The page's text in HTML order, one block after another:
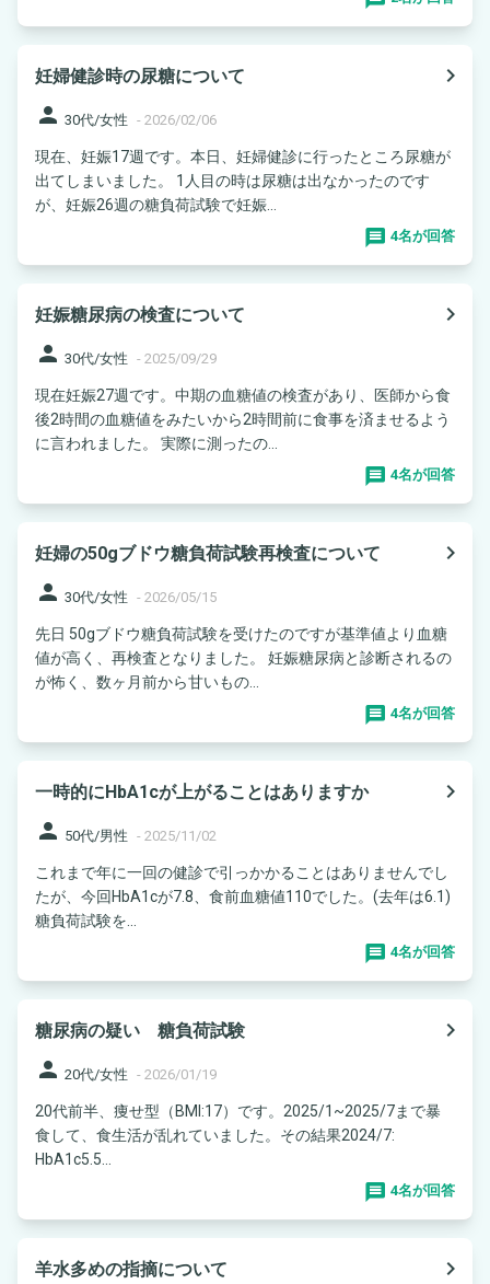
妊婦健診時の尿糖について
navigate_next
person 30代/女性 - 2026/02/06
現在、妊娠17週です。本日、妊婦健診に行ったところ尿糖が
出てしまいました。 1人目の時は尿糖は出なかったのです
が、妊娠26週の糖負荷試験で妊娠...
4名が回答
妊娠糖尿病の検査について
navigate_next
person 30代/女性 - 2025/09/29
現在妊娠27週です。中期の血糖値の検査があり、医師から食
後2時間の血糖値をみたいから2時間前に食事を済ませるよう
に言われました。 実際に測ったの...
4名が回答
妊婦の50gブドウ糖負荷試験再検査について
navigate_next
person 30代/女性 - 2026/05/15
先日 50gブドウ糖負荷試験を受けたのですが基準値より血糖
値が高く、再検査となりました。 妊娠糖尿病と診断されるの
が怖く、数ヶ月前から甘いもの...
4名が回答
一時的にHbA1cが上がることはありますか
navigate_next
person 50代/男性 - 2025/11/02
これまで年に一回の健診で引っかかることはありませんでし
たが、今回HbA1cが7.8、食前血糖値110でした。(去年は6.1)
糖負荷試験を...
4名が回答
糖尿病の疑い 糖負荷試験
navigate_next
person 20代/女性 - 2026/01/19
20代前半、痩せ型（BMI:17）です。2025/1~2025/7まで暴
食して、食生活が乱れていました。その結果2024/7:
HbA1c5.5...
4名が回答
羊水多めの指摘について
navigate_next